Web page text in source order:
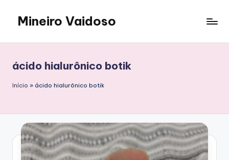
content
Mineiro Vaidoso
Autocuidado
e
Resenhas
ácido hialurônico botik
Início » ácido hialurônico botik